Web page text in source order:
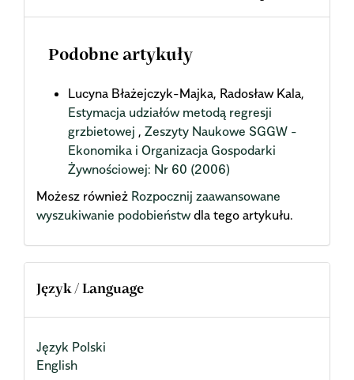
Podobne artykuły
Lucyna Błażejczyk-Majka, Radosław Kala,
Estymacja udziałów metodą regresji
grzbietowej , Zeszyty Naukowe SGGW -
Ekonomika i Organizacja Gospodarki
Żywnościowej: Nr 60 (2006)
Możesz również Rozpocznij zaawansowane
wyszukiwanie podobieństwdla tego artykułu.
Język / Language
Język Polski
English